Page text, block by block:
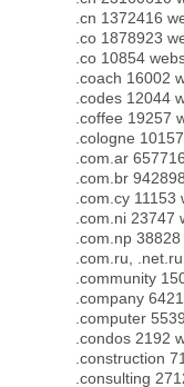
.cn 1372416
.co 1878923
.co 10854
.coach 16002
.codes 12044
.coffee 19257
.cologne
.com.ar
.com.br
.com.cy
.com.ni
.com.np
.com.ru,
.community
.company
.computer
.condos 2192
.construction
.consulting